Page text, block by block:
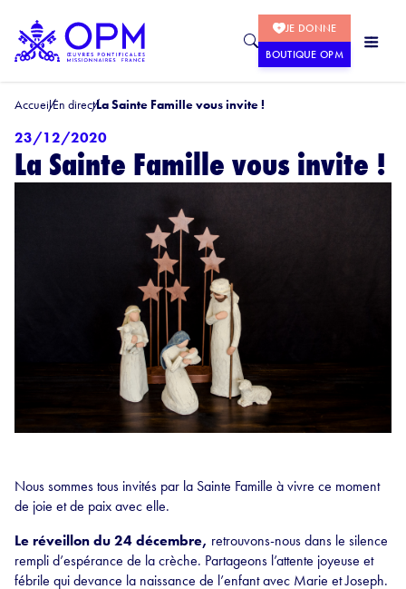
JE DONNE
BOUTIQUE OPM
AccueilEn directLa Sainte Famille vous invite !
23/12/2020
La Sainte Famille vous invite !
Nous sommes tous invités par la Sainte Famille à vivre ce moment
de joie et de paix avec elle.
Le réveillon du 24 décembre, retrouvons-nous dans le silence
rempli d’espérance de la crèche. Partageons l’attente joyeuse et
fébrile qui devance la naissance de l’enfant avec Marie et Joseph.